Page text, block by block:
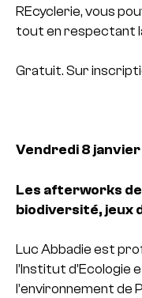
REcyclerie, vous
tout en respectant
Gratuit. Sur
Vendredi 8 janvier
Les afterworks
biodiversité, jeux
Luc Abbadie est
l’Institut d’Ecologie
l’environnement de